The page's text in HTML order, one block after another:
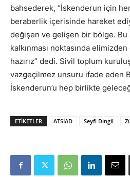
bahsederek, “İskenderun için
beraberlik içerisinde hareket
değişen ve gelişen bir bölge. Bu
kalkınması noktasında
hazırız” dedi. Sivil toplum
vazgeçilmez unsuru ifade eden
İskenderun’u hep birlikte
ETIKETLER ATSİAD Seyfi Dingil